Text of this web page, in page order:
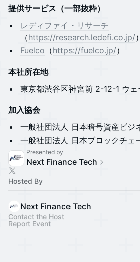
提供サービス（一部抜粋）
レディファイ・リサーチ
（https://research.ledefi.co.jp/）
​Fuelco （https://fuelco.jp/）
本社所在地
東京都渋谷区神宮前 2-12-1 ウ
加入協会
一般社団法人 日本暗号資産ビジ
一般社団法人 日本ブロックチェ
Presented by
Next Finance Tech
Hosted By
Next Finance Tech
Contact the Host
Report Event